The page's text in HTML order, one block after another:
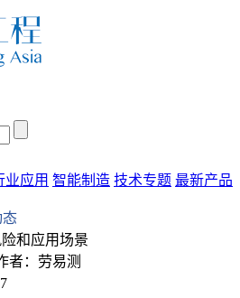
业应用 智能制造 技术专题 最新产品
态
和应用场景
者：劳易测